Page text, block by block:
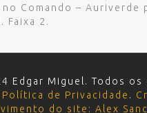
no Comando – Auriverde
Faixa 2.
Edgar Miguel. Todos os
Política de Privacidade .
do site: Alex